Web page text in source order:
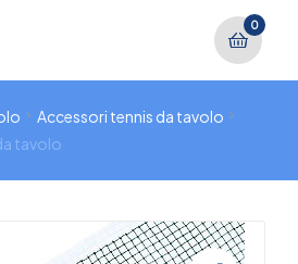
0
Accessori tennis da tavolo
tavolo